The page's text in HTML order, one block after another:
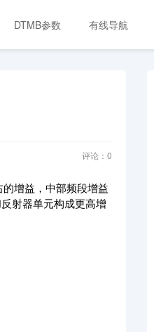
DTMB参数 有线导航
评论： 0
增益，中部频段增益
射器单元构成更高增